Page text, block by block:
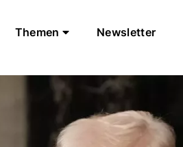
Themen Newsletter